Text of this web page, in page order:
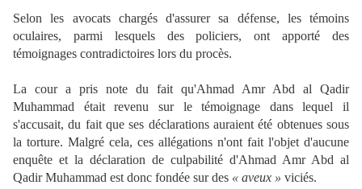
Selon les avocats chargés d'assurer sa défense, les témoins
oculaires, parmi lesquels des policiers, ont apporté des
témoignages contradictoires lors du procès.
La cour a pris note du fait qu'Ahmad Amr Abd al Qadir
Muhammad était revenu sur le témoignage dans lequel il
s'accusait, du fait que ses déclarations auraient été obtenues sous
la torture. Malgré cela, ces allégations n'ont fait l'objet d'aucune
enquête et la déclaration de culpabilité d'Ahmad Amr Abd al
Qadir Muhammad est donc fondée sur des « aveux » viciés.